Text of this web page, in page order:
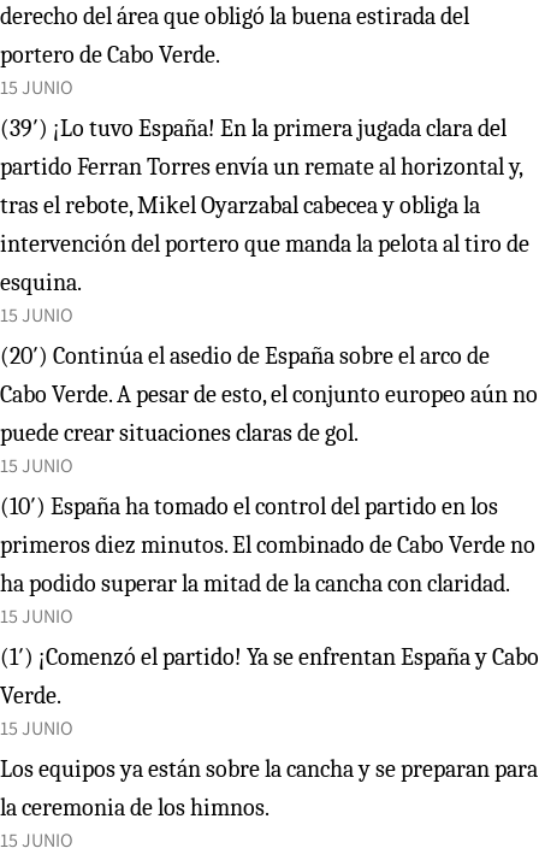
derecho del área que obligó la buena estirada del
portero de Cabo Verde.
15 JUNIO
(39′) ¡Lo tuvo España! En la primera jugada clara del
partido Ferran Torres envía un remate al horizontal y,
tras el rebote, Mikel Oyarzabal cabecea y obliga la
intervención del portero que manda la pelota al tiro de
esquina.
15 JUNIO
(20′) Continúa el asedio de España sobre el arco de
Cabo Verde. A pesar de esto, el conjunto europeo aún no
puede crear situaciones claras de gol.
15 JUNIO
(10′) España ha tomado el control del partido en los
primeros diez minutos. El combinado de Cabo Verde no
ha podido superar la mitad de la cancha con claridad.
15 JUNIO
(1′) ¡Comenzó el partido! Ya se enfrentan España y Cabo
Verde.
15 JUNIO
Los equipos ya están sobre la cancha y se preparan para
la ceremonia de los himnos.
15 JUNIO